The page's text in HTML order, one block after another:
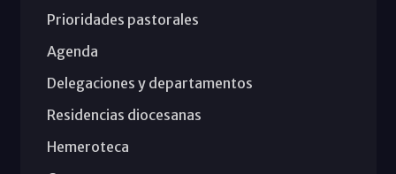
Prioridades pastorales
Agenda
Delegaciones y departamentos
Residencias diocesanas
Hemeroteca